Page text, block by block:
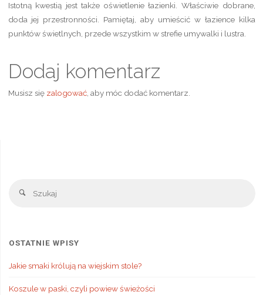
Istotną kwestią jest także oświetlenie łazienki. Właściwie dobrane,
doda jej przestronności. Pamiętaj, aby umieścić w łazience kilka
punktów świetlnych, przede wszystkim w strefie umywalki i lustra.
Dodaj komentarz
Musisz się zalogować, aby móc dodać komentarz.
Szukaj
OSTATNIE WPISY
Jakie smaki królują na wiejskim stole?
Koszule w paski, czyli powiew świeżości